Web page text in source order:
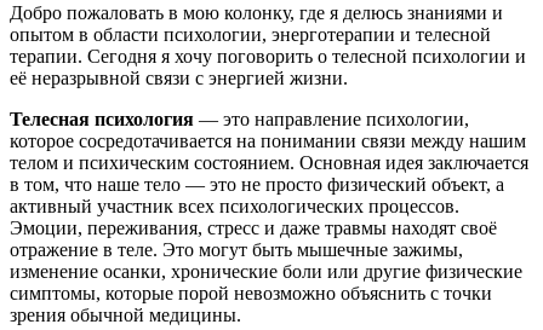
Добро пожаловать в мою колонку, где я делюсь знаниями и
опытом в области психологии, энерготерапии и телесной
терапии. Сегодня я хочу поговорить о телесной психологии и
её неразрывной связи с энергией жизни.
Телесная психология — это направление психологии,
которое сосредотачивается на понимании связи между нашим
телом и психическим состоянием. Основная идея заключается
в том, что наше тело — это не просто физический объект, а
активный участник всех психологических процессов.
Эмоции, переживания, стресс и даже травмы находят своё
отражение в теле. Это могут быть мышечные зажимы,
изменение осанки, хронические боли или другие физические
симптомы, которые порой невозможно объяснить с точки
зрения обычной медицины.